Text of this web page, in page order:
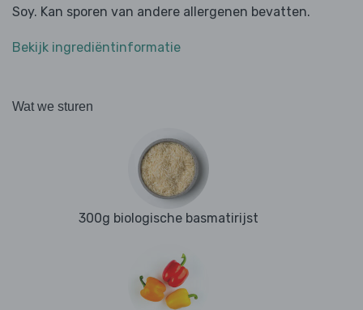
Soy. Kan sporen van andere allergenen bevatten.
Bekijk ingrediëntinformatie
Wat we sturen
300g biologische basmatirijst